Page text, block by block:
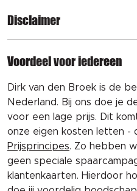
Disclaimer
Voordeel voor iedereen
Dirk van den Broek is de
Nederland. Bij ons doe je
voor een lage prijs. Dit
onze eigen kosten letten -
Prijsprincipes. Zo hebben
geen speciale
klantenkaarten. Hierdoor